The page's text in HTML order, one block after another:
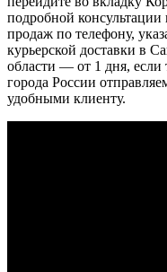
подробной
продаж по телефону,
курьерской доставки в
области — от 1 дня, если
города России
удобными клиенту.